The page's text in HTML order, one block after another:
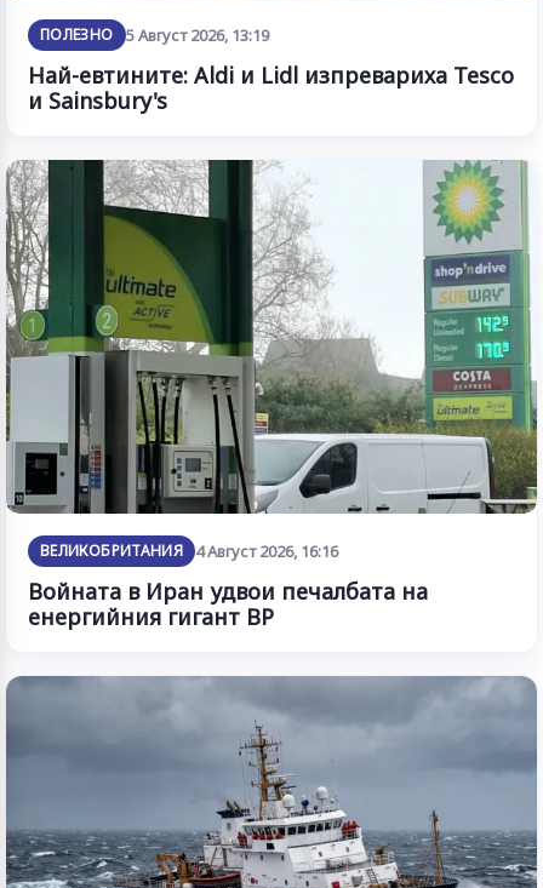
ПОЛЕЗНО 5 Август 2026, 13:19
Най-евтините: Aldi и Lidl изпревариха Tesco
и Sainsbury's
ВЕЛИКОБРИТАНИЯ 4 Август 2026, 16:16
Войната в Иран удвои печалбата на
енергийния гигант BP